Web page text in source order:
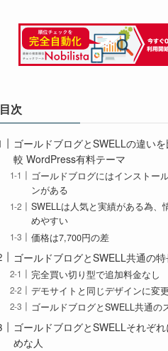
目次
ゴールドブログとSWELLの違いを
較 WordPress有料テーマ
ゴールドブログにはインストー
ンがある
SWELLは人気と実績がある為、
めやすい
価格は7,700円の差
ゴールドブログとSWELL共通の
完全買い切り型で追加料金なし
デモサイトと同じデザインに変
ゴールドブログとSWELL共通の
ゴールドブログとSWELLそれぞ
めな人